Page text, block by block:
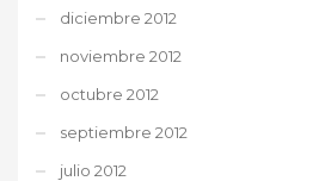
diciembre 2012
noviembre 2012
octubre 2012
septiembre 2012
julio 2012